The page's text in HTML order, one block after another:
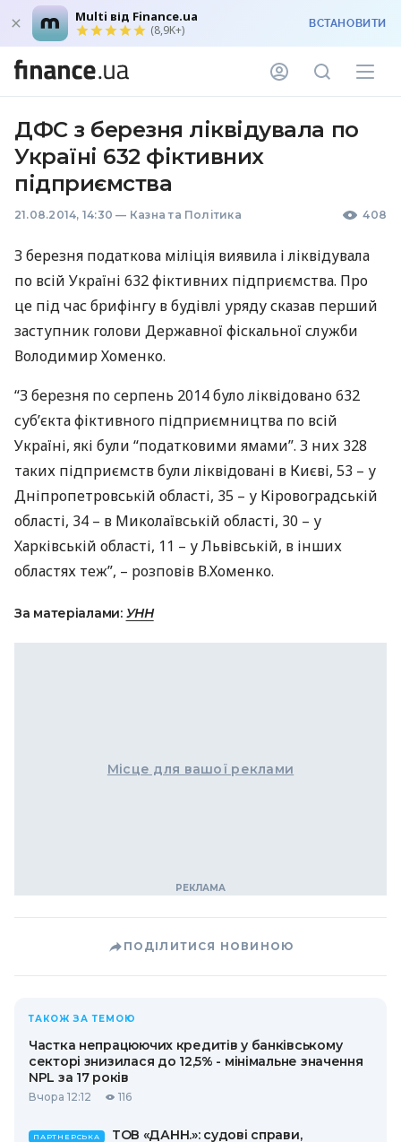
Multi від Finance.ua
(8,9K+) ВСТАНОВИТИ
ДФС з березня ліквідувала по
Україні 632 фіктивних
підприємства
21.08.2014, 14:30 — Казна та Політика 408
З березня податкова міліція виявила і ліквідувала
по всій Україні 632 фіктивних підприємства. Про
це під час брифінгу в будівлі уряду сказав перший
заступник голови Державної фіскальної служби
Володимир Хоменко.
“З березня по серпень 2014 було ліквідовано 632
суб’єкта фіктивного підприємництва по всій
Україні, які були “податковими ямами”. З них 328
таких підприємств були ліквідовані в Києві, 53 – у
Дніпропетровській області, 35 – у Кіровоградській
області, 34 – в Миколаївській області, 30 – у
Харківській області, 11 – у Львівській, в інших
областях теж”, – розповів В.Хоменко.
За матеріалами: УНН
Місце для вашої реклами
ПОДІЛИТИСЯ НОВИНОЮ
ТАКОЖ ЗА ТЕМОЮ
Частка непрацюючих кредитів у банківському
секторі знизилася до 12,5% - мінімальне значення
NPL за 17 років
Вчора 12:12 116
ПАРТНЕРСЬКА
ТОВ «ДАНН.»: судові справи,